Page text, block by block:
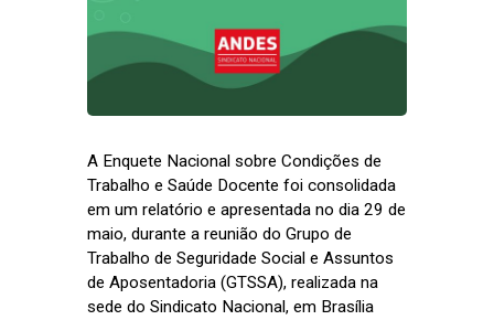
A Enquete Nacional sobre Condições de
Trabalho e Saúde Docente foi consolidada
em um relatório e apresentada no dia 29 de
maio, durante a reunião do Grupo de
Trabalho de Seguridade Social e Assuntos
de Aposentadoria (GTSSA), realizada na
sede do Sindicato Nacional, em Brasília